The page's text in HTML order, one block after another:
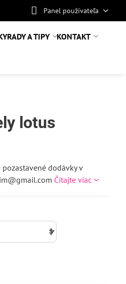
Panel používateľa
RADY A TIPY KONTAKT
lotus
dodávky v
Čítajte viac